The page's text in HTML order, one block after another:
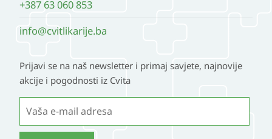
+387 63 060 853
info@cvitlikarije.ba
Prijavi se na naš newsletter i primaj savjete, najnovije
akcije i pogodnosti iz Cvita